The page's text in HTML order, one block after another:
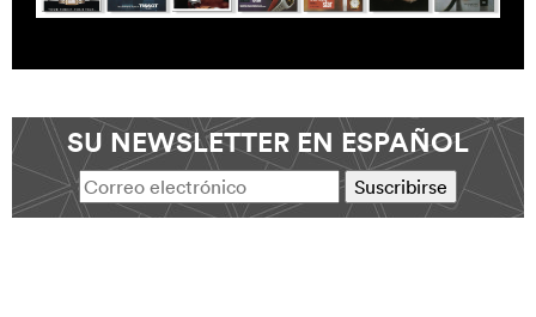
SU NEWSLETTER EN ESPAÑOL